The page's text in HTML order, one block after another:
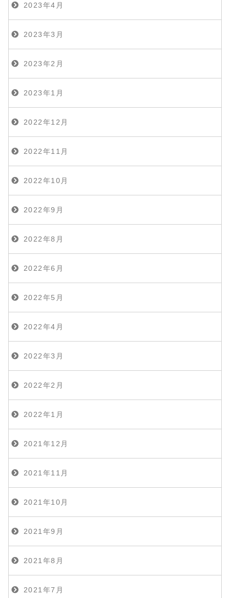
2023年4月
2023年3月
2023年2月
2023年1月
2022年12月
2022年11月
2022年10月
2022年9月
2022年8月
2022年6月
2022年5月
2022年4月
2022年3月
2022年2月
2022年1月
2021年12月
2021年11月
2021年10月
2021年9月
2021年8月
2021年7月